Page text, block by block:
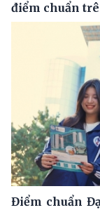
điểm chuẩn
Điểm chuẩn